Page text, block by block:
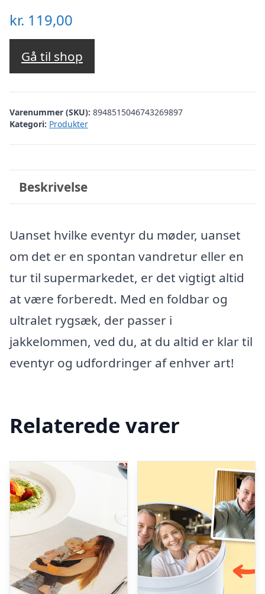
kr. 119,00
Gå til shop
Varenummer (SKU): 8948515046743269897
Kategori: Produkter
Beskrivelse
Uanset hvilke eventyr du møder, uanset
om det er en spontan vandretur eller en
tur til supermarkedet, er det vigtigt altid
at være forberedt. Med en foldbar og
ultralet rygsæk, der passer i
jakkelommen, ved du, at du altid er klar til
eventyr og udfordringer af enhver art!
Relaterede varer